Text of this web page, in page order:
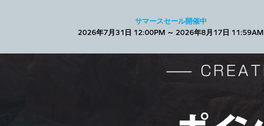
サマースセール開催中
2026年7月31日 12:00PM ～ 2026年8月17日 11:59AM